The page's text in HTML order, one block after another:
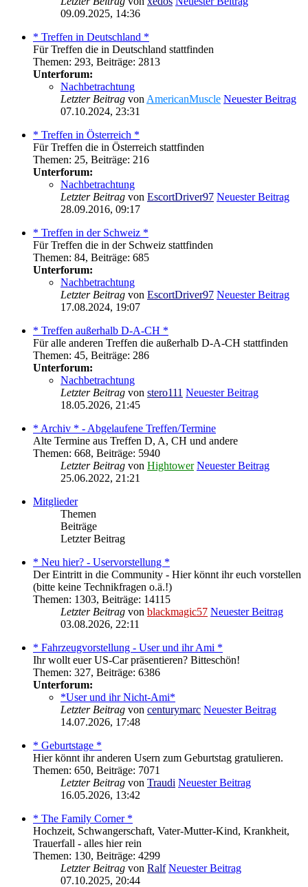
09.09.2025, 14:36
* Treffen in Deutschland *
Für Treffen die in Deutschland stattfinden
Themen: 293, Beiträge: 2813
Unterforum:
Nachbetrachtung
Letzter Beitrag von AmericanMuscle Neuester Beitrag
07.10.2024, 23:31
* Treffen in Österreich *
Für Treffen die in Österreich stattfinden
Themen: 25, Beiträge: 216
Unterforum:
Nachbetrachtung
Letzter Beitrag von EscortDriver97 Neuester Beitrag
28.09.2016, 09:17
* Treffen in der Schweiz *
Für Treffen die in der Schweiz stattfinden
Themen: 84, Beiträge: 685
Unterforum:
Nachbetrachtung
Letzter Beitrag von EscortDriver97 Neuester Beitrag
17.08.2024, 19:07
* Treffen außerhalb D-A-CH *
Für alle anderen Treffen die außerhalb D-A-CH stattfinden
Themen: 45, Beiträge: 286
Unterforum:
Nachbetrachtung
Letzter Beitrag von stero111 Neuester Beitrag
18.05.2026, 21:45
* Archiv * - Abgelaufene Treffen/Termine
Alte Termine aus Treffen D, A, CH und andere
Themen: 668, Beiträge: 5940
Letzter Beitrag von Hightower Neuester Beitrag
25.06.2022, 21:21
Mitglieder
Themen
Beiträge
Letzter Beitrag
* Neu hier? - Uservorstellung *
Der Eintritt in die Community - Hier könnt ihr euch vorstellen
(bitte keine Technikfragen o.ä.!)
Themen: 1303, Beiträge: 14115
Letzter Beitrag von blackmagic57 Neuester Beitrag
03.08.2026, 22:11
* Fahrzeugvorstellung - User und ihr Ami *
Ihr wollt euer US-Car präsentieren? Bitteschön!
Themen: 327, Beiträge: 6386
Unterforum:
*User und ihr Nicht-Ami*
Letzter Beitrag von centurymarc Neuester Beitrag
14.07.2026, 17:48
* Geburtstage *
Hier könnt ihr anderen Usern zum Geburtstag gratulieren.
Themen: 650, Beiträge: 7071
Letzter Beitrag von Traudi Neuester Beitrag
16.05.2026, 13:42
* The Family Corner *
Hochzeit, Schwangerschaft, Vater-Mutter-Kind, Krankheit,
Trauerfall - alles hier rein
Themen: 130, Beiträge: 4299
Letzter Beitrag von Ralf Neuester Beitrag
07.10.2025, 20:44